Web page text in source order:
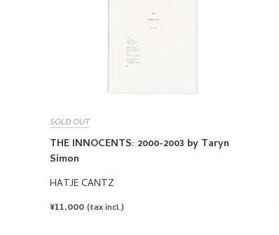
SOLD OUT
THE INNOCENTS: 2000-2003 by Taryn
Simon
HATJE CANTZ
REGULAR
¥11,000 (tax incl.)